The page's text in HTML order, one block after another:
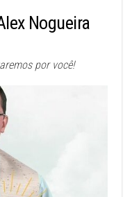
Nogueira
por você!